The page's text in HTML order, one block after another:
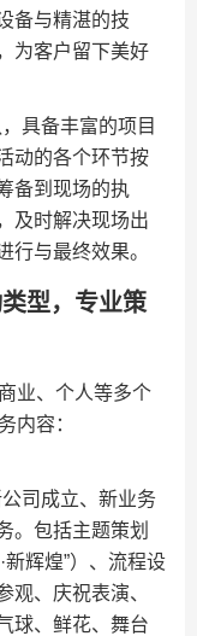
备与精湛的技
为客户留下美好
具备丰富的项目
动的各个环节按
备到现场的执
及时解决现场出
行与最终效果。
型，专业策
业、个人等多个
内容：
司成立、新业务
。包括主题策划
新辉煌”）、流程设
观、庆祝表演、
球、鲜花、舞台